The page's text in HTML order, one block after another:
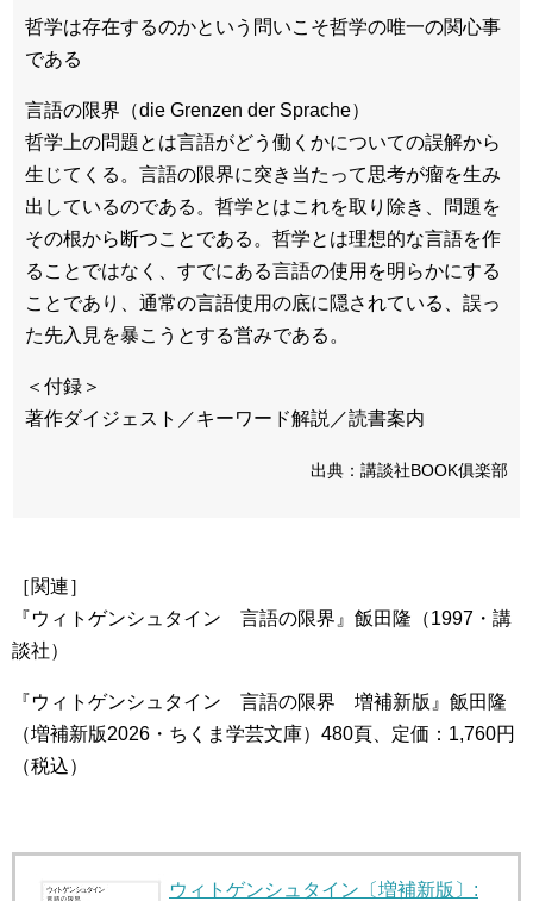
哲学は存在するのかという問いこそ哲学の唯一の関心事
である
言語の限界（die Grenzen der Sprache）
哲学上の問題とは言語がどう働くかについての誤解から
生じてくる。言語の限界に突き当たって思考が瘤を生み
出しているのである。哲学とはこれを取り除き、問題を
その根から断つことである。哲学とは理想的な言語を作
ることではなく、すでにある言語の使用を明らかにする
ことであり、通常の言語使用の底に隠されている、誤っ
た先入見を暴こうとする営みである。
＜付録＞
著作ダイジェスト／キーワード解説／読書案内
出典：講談社BOOK俱楽部
［関連］
『ウィトゲンシュタイン 言語の限界』飯田隆（1997・講
談社）
『ウィトゲンシュタイン 言語の限界 増補新版』飯田隆
（増補新版2026・ちくま学芸文庫）480頁、定価：1,760円
（税込）
ウィトゲンシュタイン〔増補新版〕: